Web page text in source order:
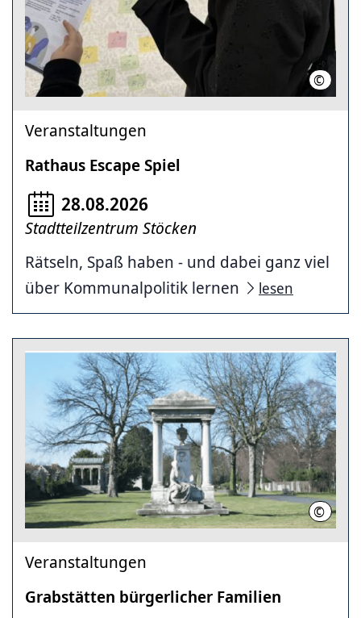
© Politik
Veranstaltungen
Rathaus Escape Spiel
28.08.2026
Stadtteilzentrum Stöcken
Rätseln, Spaß haben - und dabei ganz viel
über Kommunalpolitik lernen
lesen
© LHH
Veranstaltungen
Grabstätten bürgerlicher Familien